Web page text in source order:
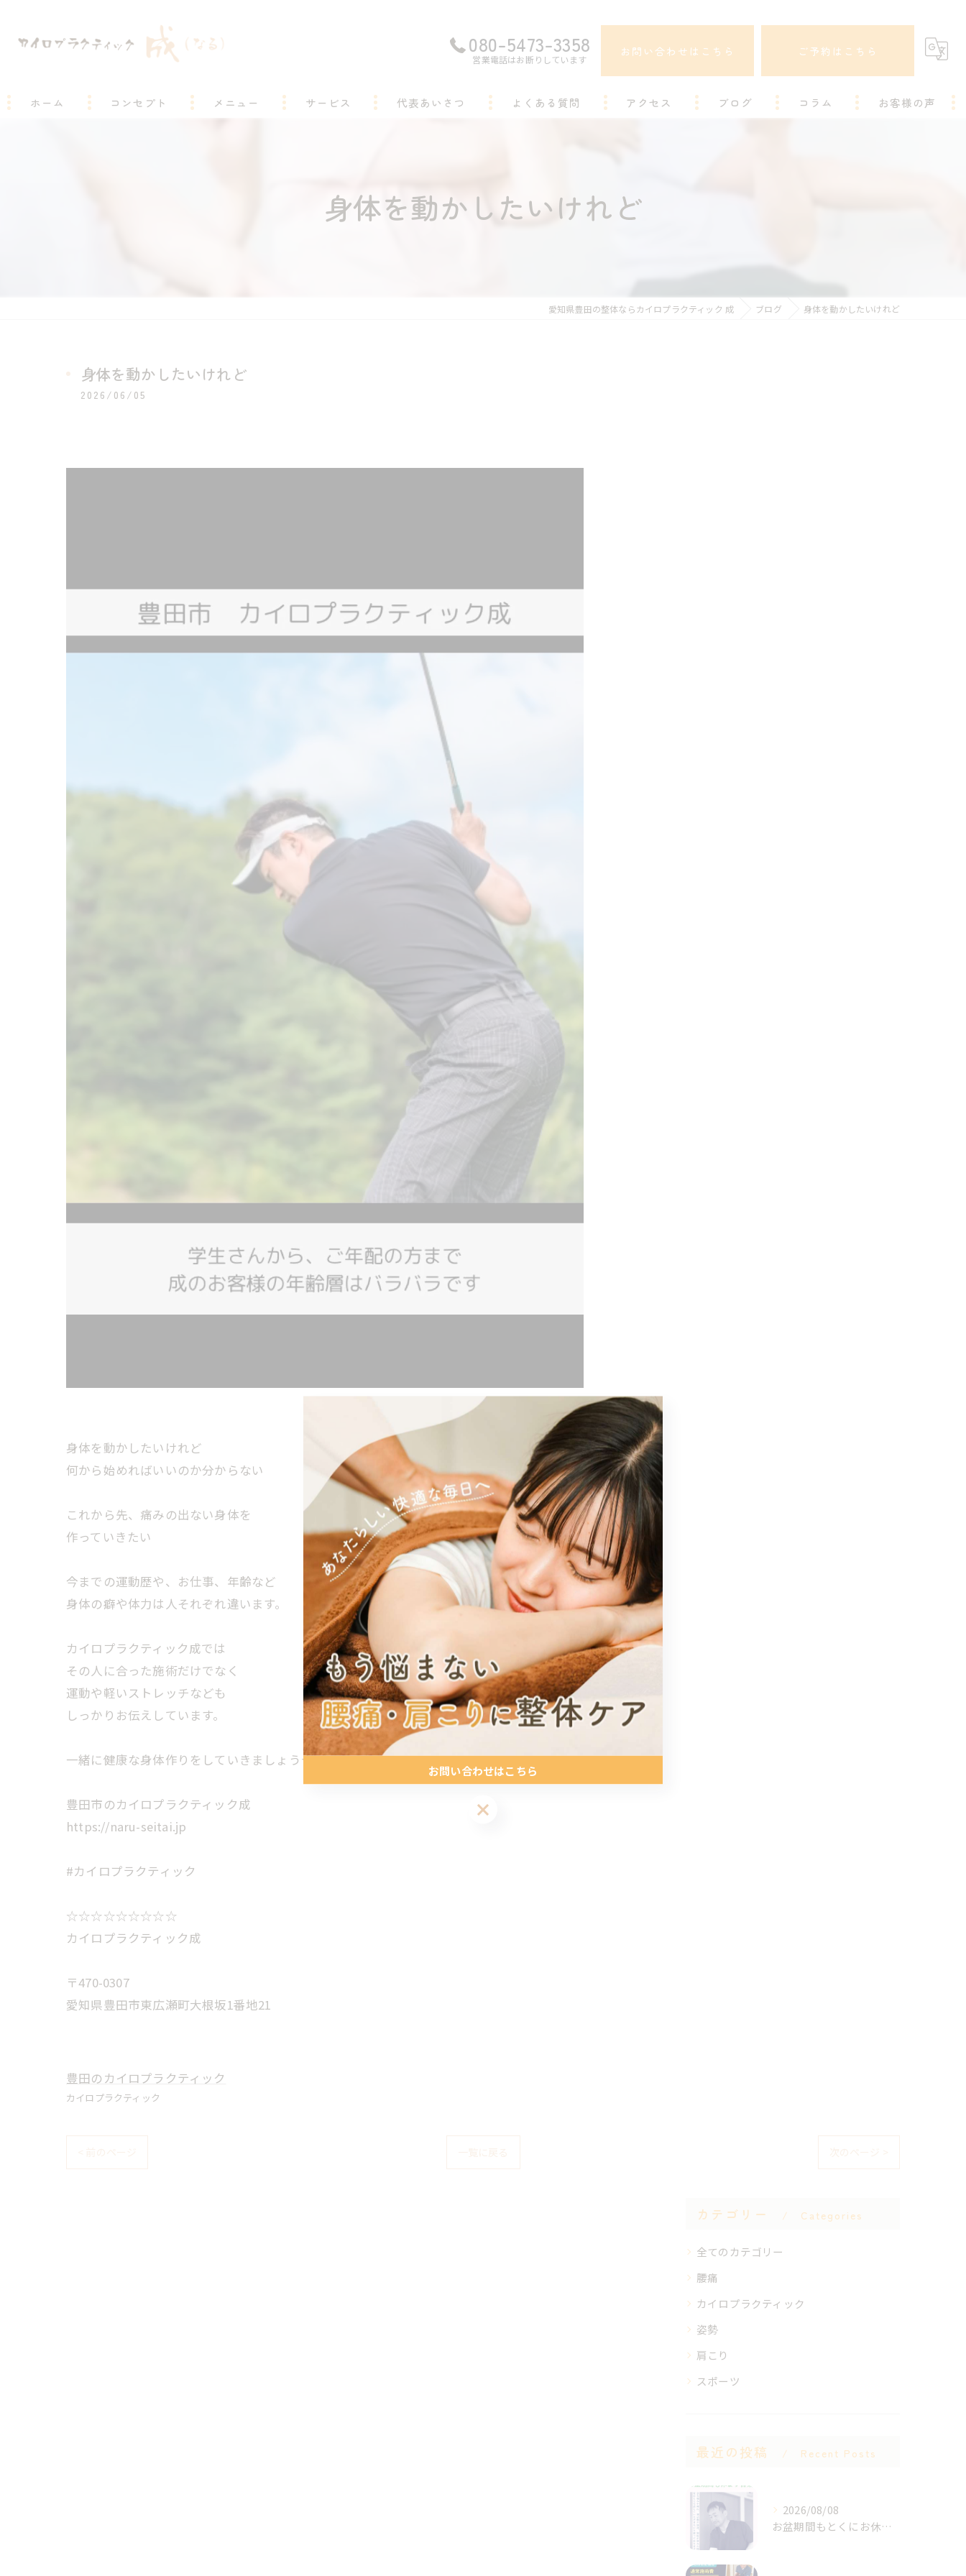
080-5473-3358
営業電話はお断りしています
お問い合わせはこちら ご予約はこちら
ホーム コンセプト メニュー サービス 代表あいさつ よくある質問 アクセス ブログ コラム お客様の声
身体を動かしたいけれど
愛知県豊田の整体ならカイロプラクティック 成 ブログ 身体を動かしたいけれど
身体を動かしたいけれど
2026/06/05
身体を動かしたいけれど
何から始めればいいのか分からない
これから先、痛みの出ない身体を
作っていきたい
今までの運動歴や、お仕事、年齢など
身体の癖や体力は人それぞれ違います。
カイロプラクティック成では
その人に合った施術だけでなく
運動や軽いストレッチなども
しっかりお伝えしています。
一緒に健康な身体作りをしていきましょう★
豊田市のカイロプラクティック成
https://naru-seitai.jp
#カイロプラクティック
☆☆☆☆☆☆☆☆☆
カイロプラクティック成
〒470-0307
愛知県豊田市東広瀬町大根坂1番地21
豊田のカイロプラクティック
カイロプラクティック
カテゴリー Categories
全てのカテゴリー
腰痛
カイロプラクティック
姿勢
肩こり
スポーツ
最近の投稿 Recent Posts
2026/08/08
お盆期間もとくにお休みは決めず
お問い合わせはこちら
お問い合わせはこちら